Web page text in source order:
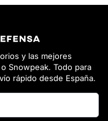
y las mejores
Snowpeak. Todo para
rápido desde España.